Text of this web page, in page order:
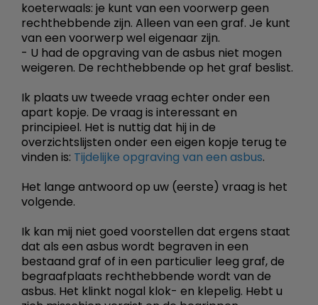
koeterwaals: je kunt van een voorwerp geen
rechthebbende zijn. Alleen van een graf. Je kunt
van een voorwerp wel eigenaar zijn.
- U had de opgraving van de asbus niet mogen
weigeren. De rechthebbende op het graf beslist.
Ik plaats uw tweede vraag echter onder een
apart kopje. De vraag is interessant en
principieel. Het is nuttig dat hij in de
overzichtslijsten onder een eigen kopje terug te
vinden is: Tijdelijke opgraving van een asbus.
Het lange antwoord op uw (eerste) vraag is het
volgende.
Ik kan mij niet goed voorstellen dat ergens staat
dat als een asbus wordt begraven in een
bestaand graf of in een particulier leeg graf, de
begraafplaats rechthebbende wordt van de
asbus. Het klinkt nogal klok- en klepelig. Hebt u